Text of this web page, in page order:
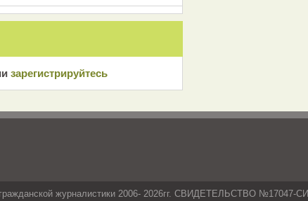
зарeгиcтрирyйтeсь
журналистики 2006- 2026гг. СВИДЕТЕЛЬСТВО №17047-СИ